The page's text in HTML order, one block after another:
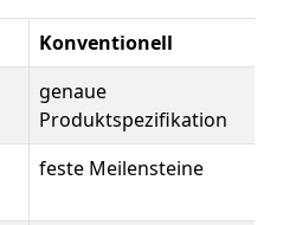
Konventionell
genaue
Produktspezifikation
feste Meilensteine